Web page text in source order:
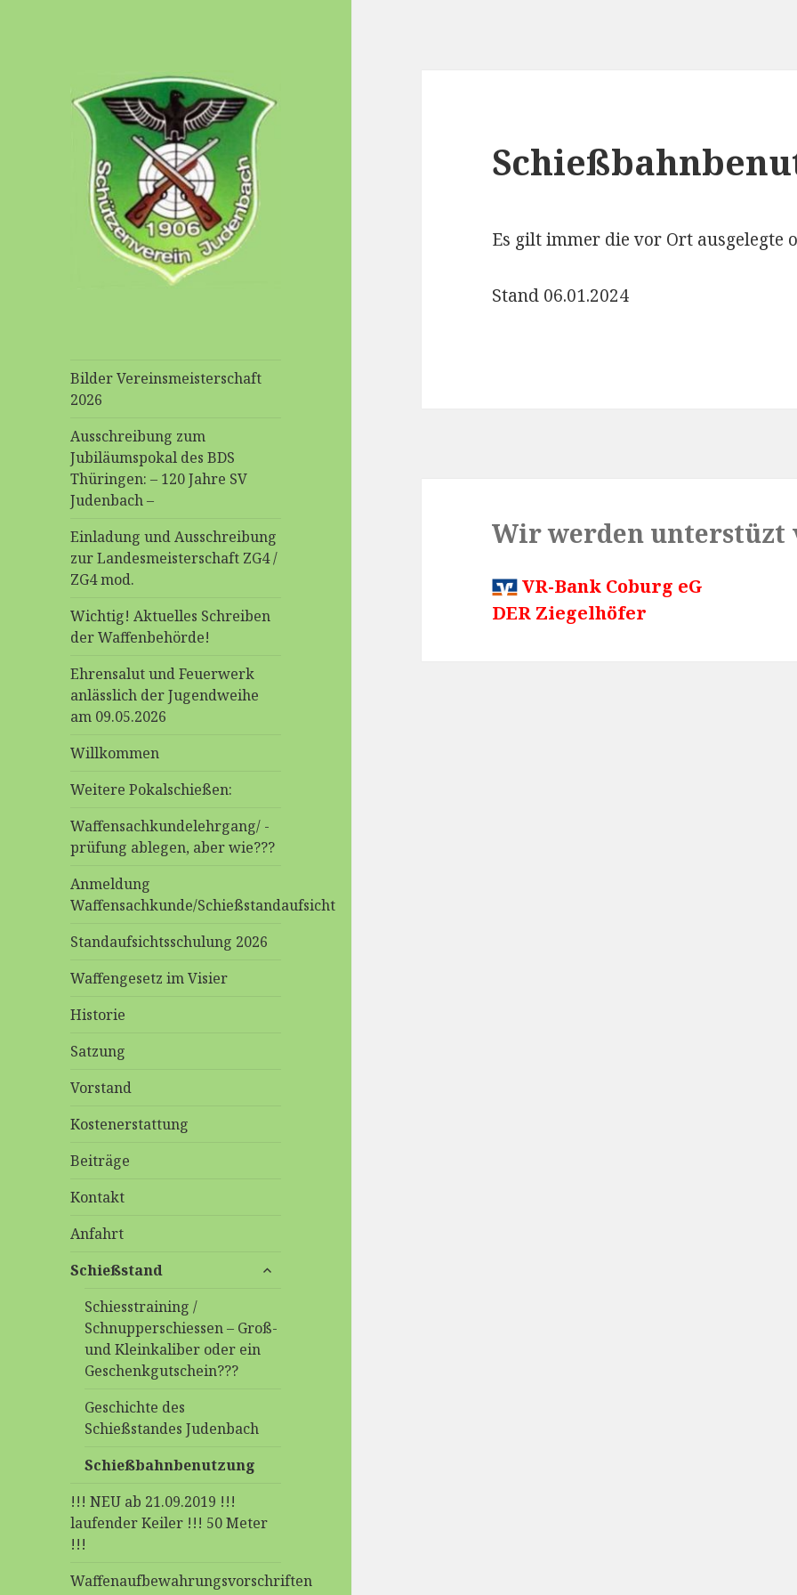
Bilder Vereinsmeisterschaft
2026
Ausschreibung zum
Jubiläumspokal des BDS
Thüringen: – 120 Jahre SV
Judenbach –
Einladung und Ausschreibung
zur Landesmeisterschaft ZG4 /
ZG4 mod.
Wichtig! Aktuelles Schreiben
der Waffenbehörde!
Ehrensalut und Feuerwerk
anlässlich der Jugendweihe
am 09.05.2026
Willkommen
Weitere Pokalschießen:
Waffensachkundelehrgang/ -
prüfung ablegen, aber wie???
Anmeldung
Waffensachkunde/Schießstandaufsicht
Standaufsichtsschulung 2026
Waffengesetz im Visier
Historie
Satzung
Vorstand
Kostenerstattung
Beiträge
Kontakt
Anfahrt
Schießstand
untermenü
Schiesstraining /
Schnupperschiessen – Groß-
und Kleinkaliber oder ein
Geschenkgutschein???
Geschichte des
Schießstandes Judenbach
Schießbahnbenutzung
!!! NEU ab 21.09.2019 !!!
laufender Keiler !!! 50 Meter
!!!
Waffenaufbewahrungsvorschriften
Es gilt immer die vor Ort ausgelegte
Stand 06.01.2024
Wir werden unterstüzt
VR-Bank Coburg eG
DER Ziegelhöfer